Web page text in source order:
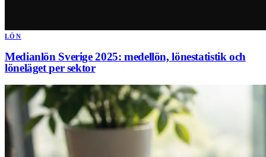
LÖN
Medianlön Sverige 2025: medellön, lönestatistik och
löneläget per sektor